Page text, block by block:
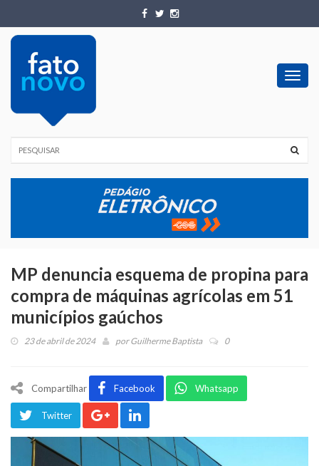
MP denuncia esquema de propina para
compra de máquinas agrícolas em 51
municípios gaúchos
23 de abril de 2024 porGuilherme Baptista 0
Compartilhar Facebook Whatsapp
Twitter